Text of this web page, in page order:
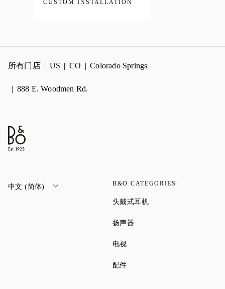
CUSTOM INSTALLATION
所有门店 US CO Colorado Springs
888 E. Woodmen Rd.
中文 (简体) B&O CATEGORIES
头戴式耳机
扬声器
电视
配件Link Opens in New Tab